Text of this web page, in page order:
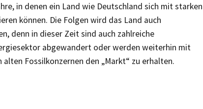
in denen ein Land wie Deutschland sich mit starken
können. Die Folgen wird das Land auch
denn in dieser Zeit sind auch zahlreiche
abgewandert oder werden weiterhin mit
Fossilkonzernen den „Markt“ zu erhalten.